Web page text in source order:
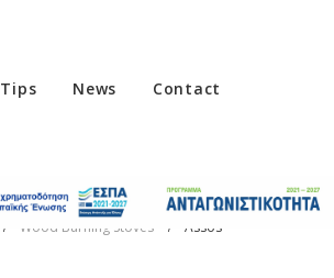
Tips News Contact
Wood Burning Stoves Assos